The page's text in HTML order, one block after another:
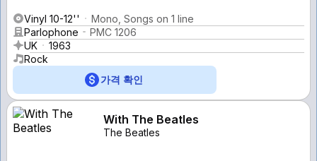
Vinyl 10-12''
Mono, Songs on 1 line
Parlophone
PMC 1206
UK
1963
Rock
가격 확인
With The Beatles
The Beatles